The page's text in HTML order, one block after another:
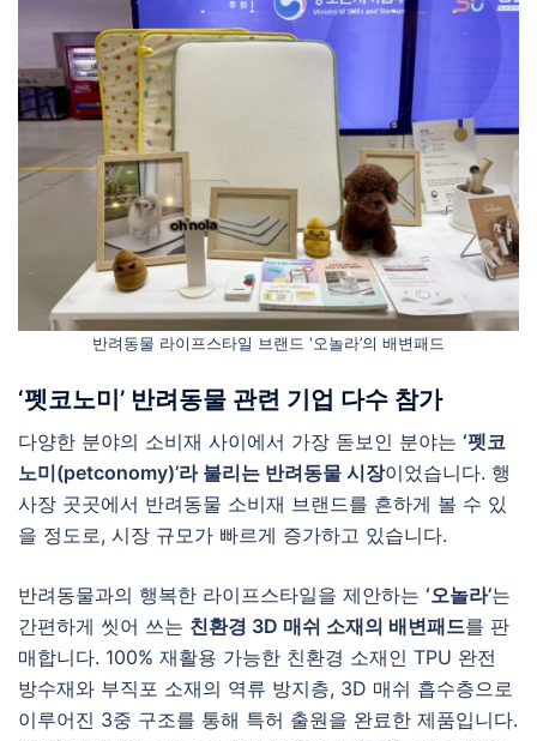
반려동물 라이프스타일 브랜드 ‘오놀라’의 배변패드
‘펫코노미’ 반려동물 관련 기업 다수 참가
다양한 분야의 소비재 사이에서 가장 돋보인 분야는 ‘펫코
노미(petconomy)’라 불리는 반려동물 시장이었습니다. 행
사장 곳곳에서 반려동물 소비재 브랜드를 흔하게 볼 수 있
을 정도로, 시장 규모가 빠르게 증가하고 있습니다.
반려동물과의 행복한 라이프스타일을 제안하는 ‘오놀라’는
간편하게 씻어 쓰는 친환경 3D 매쉬 소재의 배변패드를 판
매합니다. 100% 재활용 가능한 친환경 소재인 TPU 완전
방수재와 부직포 소재의 역류 방지층, 3D 매쉬 흡수층으로
이루어진 3중 구조를 통해 특허 출원을 완료한 제품입니다.